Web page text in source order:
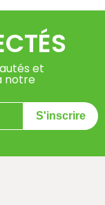
et
notre
S'inscrire